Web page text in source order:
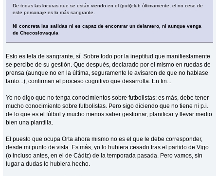
De todas las locuras que se están viendo en el (puti)club últimamente, el no cese de
este personaje es lo más sangrante.
Ni concreta las salidas ni es capaz de encontrar un delantero, ni aunque venga
de Checoslovaquia
Esto es tela de sangrante, sí. Sobre todo por la ineptitud que manifiestamente
se percibe de su gestión. Que después, declarado por el mismo en ruedas de
prensa (aunque no en la última, seguramente le avisaron de que no hablase
tanto...), confirman el proceso cognitivo que desarrolla. En fin...
Yo no digo que no tenga conocimientos sobre futbolistas; es más, debe tener
mucho conocimiento sobre futbolistas. Pero sigo diciendo que no tiene ni p.i.
de lo que es el fútbol y mucho menos saber gestionar, planificar y llevar medio
bien una plantilla.
El puesto que ocupa Orta ahora mismo no es el que le debe corresponder,
desde mi punto de vista. Es más, yo lo hubiera cesado tras el partido de Vigo
(o incluso antes, en el de Cádiz) de la temporada pasada. Pero vamos, sin
lugar a dudas lo hubiera hecho.